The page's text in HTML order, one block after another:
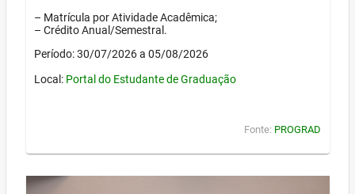
– Matrícula por Atividade Acadêmica;
– Crédito Anual/Semestral.
Período: 30/07/2026 a 05/08/2026
Local: Portal do Estudante de Graduação
Fonte: PROGRAD